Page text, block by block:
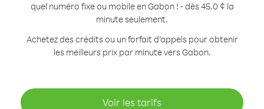
quel numéro fixe ou mobile en Gabon ! - dès 45.0 ¢ la
minute seulement.
Achetez des crédits ou un forfait d’appels pour obtenir
les meilleurs prix par minute vers Gabon.
Voir les tarifs